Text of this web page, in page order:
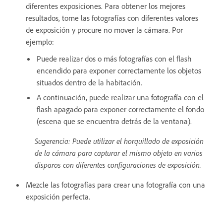
diferentes exposiciones. Para obtener los mejores
resultados, tome las fotografías con diferentes valores
de exposición y procure no mover la cámara. Por
ejemplo:
Puede realizar dos o más fotografías con el flash
encendido para exponer correctamente los objetos
situados dentro de la habitación.
A continuación, puede realizar una fotografía con el
flash apagado para exponer correctamente el fondo
(escena que se encuentra detrás de la ventana).
Sugerencia: Puede utilizar el horquillado de exposición
de la cámara para capturar el mismo objeto en varios
disparos con diferentes configuraciones de exposición.
Mezcle las fotografías para crear una fotografía con una
exposición perfecta.